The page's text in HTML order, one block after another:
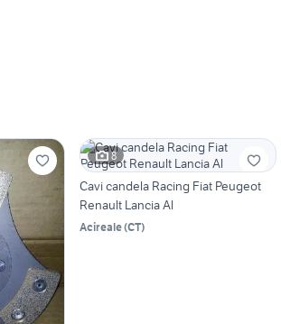
8
Cavi candela Racing Fiat Peugeot
Renault Lancia Al
Acireale(CT)